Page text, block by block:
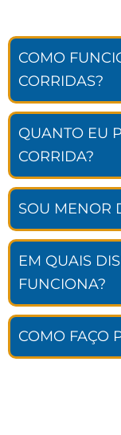
COMO
CORRIDAS?
QUANTO EU
CORRIDA?
SOU MENOR
EM QUAIS
FUNCIONA?
COMO FAÇO